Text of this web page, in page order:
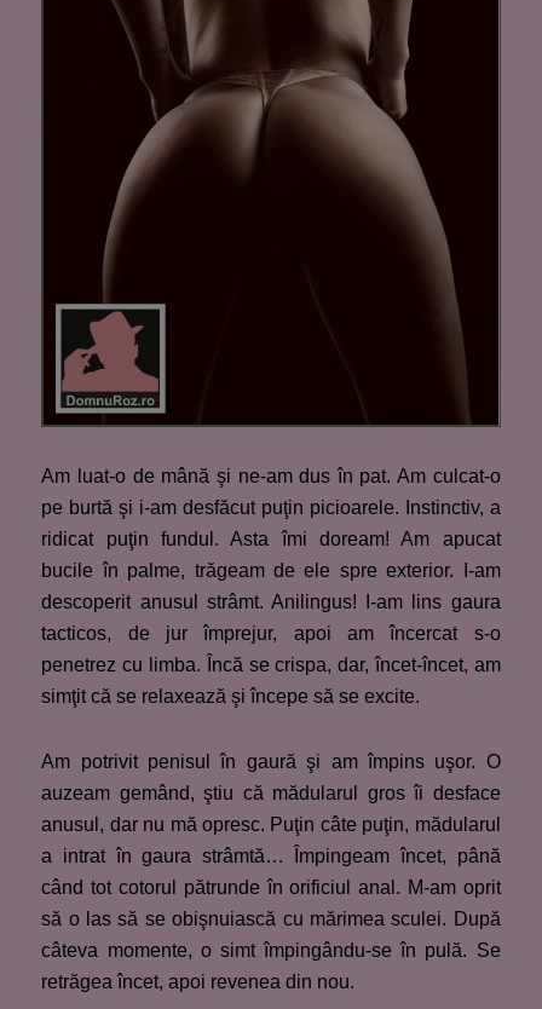
Am luat-o de mână şi ne-am dus în pat. Am culcat-o
pe burtă şi i-am desfăcut puţin picioarele. Instinctiv, a
ridicat puţin fundul. Asta îmi doream! Am apucat
bucile în palme, trăgeam de ele spre exterior. I-am
descoperit anusul strâmt. Anilingus! I-am lins gaura
tacticos, de jur împrejur, apoi am încercat s-o
penetrez cu limba. Încă se crispa, dar, încet-încet, am
simţit că se relaxează şi începe să se excite.
Am potrivit penisul în gaură şi am împins uşor. O
auzeam gemând, ştiu că mădularul gros îi desface
anusul, dar nu mă opresc. Puţin câte puţin, mădularul
a intrat în gaura strâmtă… Împingeam încet, până
când tot cotorul pătrunde în orificiul anal. M-am oprit
să o las să se obişnuiască cu mărimea sculei. După
câteva momente, o simt împingându-se în pulă. Se
retrăgea încet, apoi revenea din nou.